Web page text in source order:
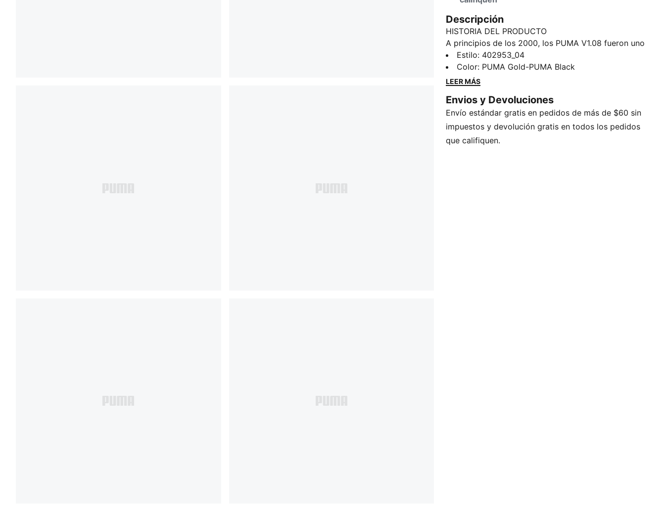
Descripción
HISTORIA DEL PRODUCTO
A principios de los 2000, los PUMA V1.08 fueron uno
de los tacos de fútbol más innovadores en las
canchas. Hoy, vuelven a lucirse una vez más, sólo que
esta vez en las calles. El espíritu de los V1.08, de
S1. Estos tenis urbanos unisex presentan una visión
singular del estilo moderno y Y2K de principios de
siglo, con un diseño de líneas limpias y tonos
metalizados.
Estilo: 402953_04
Color: PUMA Gold-PUMA Black
LEER MÁS
Envios y Devoluciones
Envío estándar gratis en pedidos de más de $60 sin
impuestos y devolución gratis en todos los pedidos
que califiquen.